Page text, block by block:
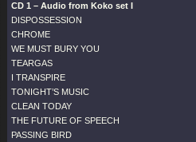
CD 1 – Audio from Koko set I
DISPOSSESSION
CHROME
WE MUST BURY YOU
TEARGAS
I TRANSPIRE
TONIGHT’S MUSIC
CLEAN TODAY
THE FUTURE OF SPEECH
PASSING BIRD